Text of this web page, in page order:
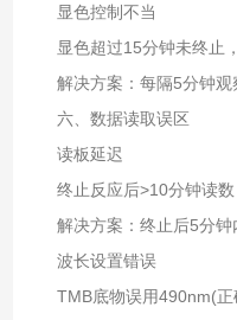
显色控制不当‌
显色超过15分钟未终止
解决方案：每隔5分钟观
六、数据读取误区
读板延迟‌
终止反应后>10分钟读数
解决方案：终止后5分钟
波长设置错误‌
TMB底物误用490nm(正